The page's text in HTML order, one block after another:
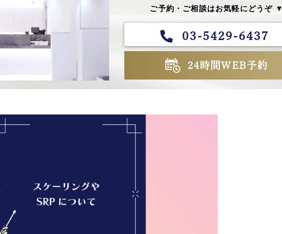
ご予約・ご相談はお気軽にどうぞ ▼
03-5429-6437
24時間WEB予約